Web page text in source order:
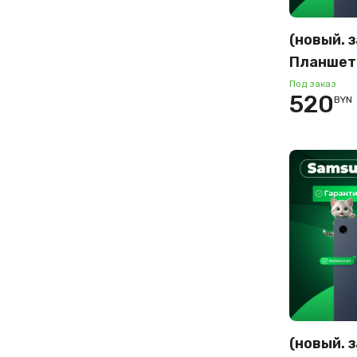
(новый.
Планшет
Tab A9
8GB/
Под заказ
520BYN
(новый.